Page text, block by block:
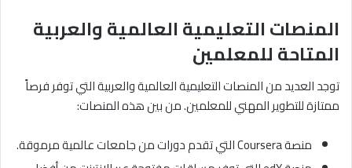
المنصات التعليمية العالمية والعربية
المتاحة للمعلمين
توجد العديد من المنصات التعليمية العالمية والعربية التي توفر فرصاً
ممتازة للتطوير المهني للمعلمين. من بين هذه المنصات:
منصة Coursera التي تقدم دورات من جامعات عالمية مرموقة.